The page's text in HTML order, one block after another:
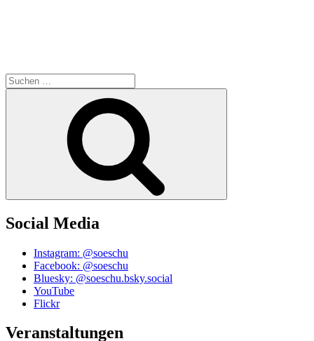
Suchen
nach:
Social Media
Instagram: @soeschu
Facebook: @soeschu
Bluesky: @soeschu.bsky.social
YouTube
Flickr
Veranstaltungen